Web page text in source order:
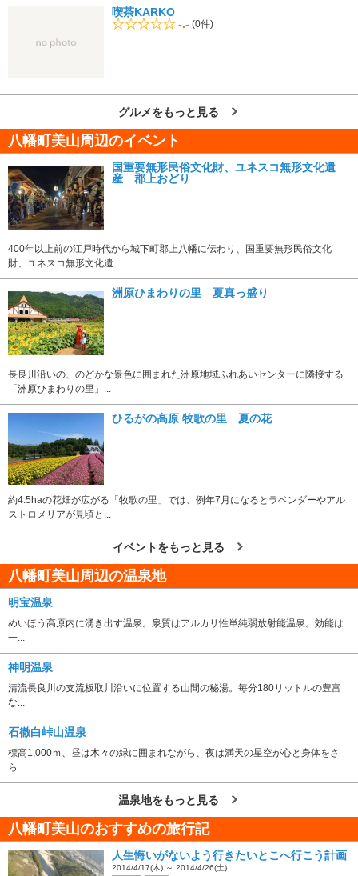
喫茶KARKO
-.- (0件)
グルメをもっと見る
八幡町美山周辺のイベント
国重要無形民俗文化財、ユネスコ無形文化遺
産 郡上おどり
400年以上前の江戸時代から城下町郡上八幡に伝わり、国重要無形民俗文化
財、ユネスコ無形文化遺...
洲原ひまわりの里 夏真っ盛り
長良川沿いの、のどかな景色に囲まれた洲原地域ふれあいセンターに隣接する
「洲原ひまわりの里」...
ひるがの高原 牧歌の里 夏の花
約4.5haの花畑が広がる「牧歌の里」では、例年7月になるとラベンダーやアル
ストロメリアが見頃と...
イベントをもっと見る
八幡町美山周辺の温泉地
明宝温泉
めいほう高原内に湧き出す温泉。泉質はアルカリ性単純弱放射能温泉。効能は
一...
神明温泉
清流長良川の支流板取川沿いに位置する山間の秘湯。毎分180リットルの豊富
な...
石徹白峠山温泉
標高1,000ｍ、昼は木々の緑に囲まれながら、夜は満天の星空が心と身体をさ
ら...
温泉地をもっと見る
八幡町美山のおすすめの旅行記
人生悔いがないよう行きたいとこへ行こう計画
2014/4/17(木) ～ 2014/4/26(土)